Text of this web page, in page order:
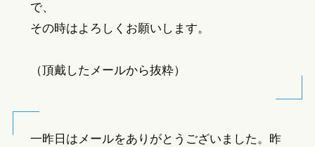
で、
その時はよろしくお願いします。
（頂戴したメールから抜粋）
一昨日はメールをありがとうございました。昨